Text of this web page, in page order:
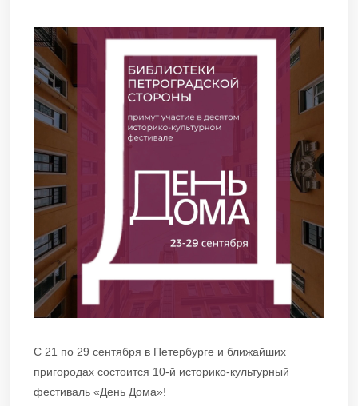
С 21 по 29 сентября в Петербурге и ближайших
пригородах состоится 10-й историко-культурный
фестиваль «День Дома»!